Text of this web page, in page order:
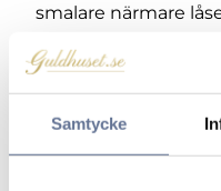
Samtycke
smalare närmare
smidigare mot
doseringen är beror
bredden mitt fram
När du jämför två